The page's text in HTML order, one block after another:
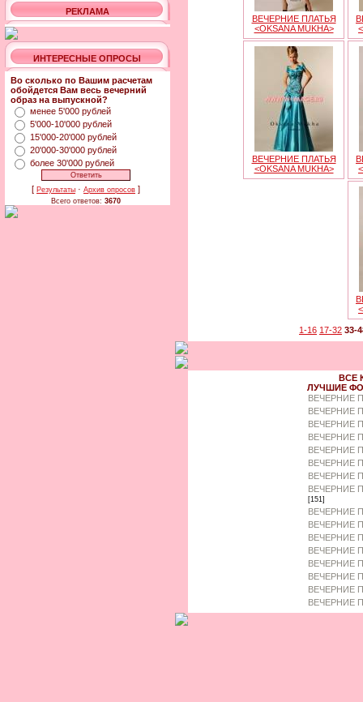
РЕКЛАМА
ИНТЕРЕСНЫЕ ОПРОСЫ
Во сколько по Вашим расчетам
обойдется Вам весь вечерний
образ на выпускной?
менее 5'000 рублей
5'000-10'000 рублей
15'000-20'000 рублей
20'000-30'000 рублей
более 30'000 рублей
[ Результаты · Архив опросов ]
Всего ответов: 3670
ВЕЧЕРНИЕ ПЛАТЬЯ
<OKSANA MUKHA>
ВЕЧЕРНИЕ ПЛАТЬЯ
<OKSANA MUKHA>
1-16 17-32 33-
ВСЕ
ЛУЧШИЕ
ВЕЧЕРНИЕ
ВЕЧЕРНИЕ
ВЕЧЕРНИЕ
ВЕЧЕРНИЕ
ВЕЧЕРНИЕ
ВЕЧЕРНИЕ
ВЕЧЕРНИЕ
ВЕЧЕРНИЕ
[151]
ВЕЧЕРНИЕ
ВЕЧЕРНИЕ
ВЕЧЕРНИЕ
ВЕЧЕРНИЕ
ВЕЧЕРНИЕ
ВЕЧЕРНИЕ
ВЕЧЕРНИЕ
ВЕЧЕРНИЕ